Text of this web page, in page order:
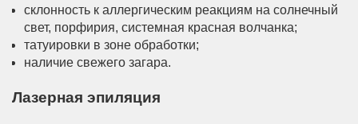
склонность к аллергическим реакциям на солнечный
свет, порфирия, системная красная волчанка;
татуировки в зоне обработки;
наличие свежего загара.
Лазерная эпиляция